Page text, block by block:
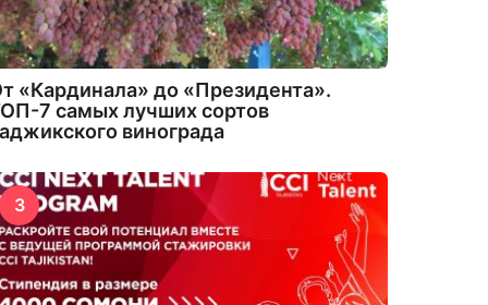
«Кардинала» до «Президента».
7 самых лучших сортов
винограда
3